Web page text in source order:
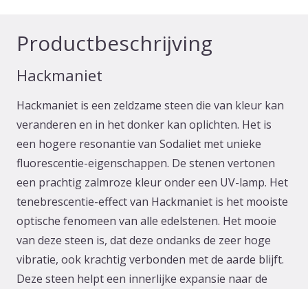
Productbeschrijving
Hackmaniet
Hackmaniet is een zeldzame steen die van kleur kan
veranderen en in het donker kan oplichten. Het is
een hogere resonantie van Sodaliet met unieke
fluorescentie-eigenschappen. De stenen vertonen
een prachtig zalmroze kleur onder een UV-lamp. Het
tenebrescentie-effect van Hackmaniet is het mooiste
optische fenomeen van alle edelstenen. Het mooie
van deze steen is, dat deze ondanks de zeer hoge
vibratie, ook krachtig verbonden met de aarde blijft.
Deze steen helpt een innerlijke expansie naar de